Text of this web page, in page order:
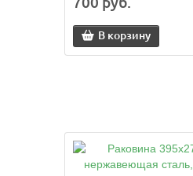
В корзину